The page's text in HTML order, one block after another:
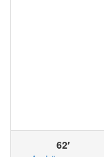
62′